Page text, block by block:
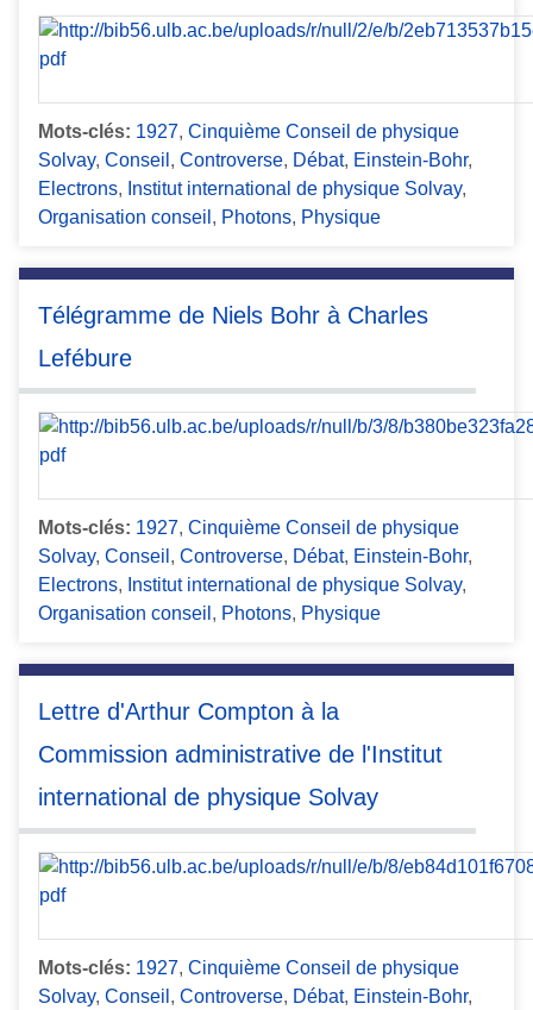
Mots-clés: 1927, Cinquième Conseil de physique
Solvay, Conseil , Controverse, Débat, Einstein-Bohr,
Electrons, Institut international de physique Solvay,
Organisation conseil , Photons, Physique
Télégramme de Niels Bohr à Charles
Lefébure
Mots-clés: 1927, Cinquième Conseil de physique
Solvay, Conseil , Controverse, Débat, Einstein-Bohr,
Electrons, Institut international de physique Solvay,
Organisation conseil , Photons, Physique
Lettre d'Arthur Compton à la
Commission administrative de l'Institut
international de physique Solvay
Mots-clés: 1927, Cinquième Conseil de physique
Solvay, Conseil , Controverse, Débat, Einstein-Bohr,